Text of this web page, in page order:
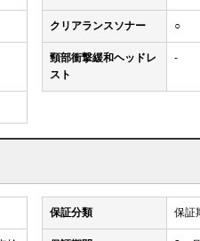
クリアランスソナー ○
頸部衝撃緩和ヘッドレ
スト
-
保証分類 保証